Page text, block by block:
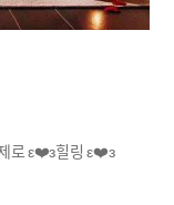
로 ε❤️з힐링 ε❤️з